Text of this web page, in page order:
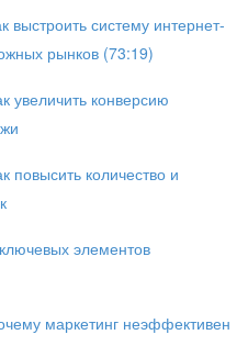
выстроить систему интернет-
рынков (73:19)
увеличить конверсию
повысить количество и
элементов
маркетинг неэффективен